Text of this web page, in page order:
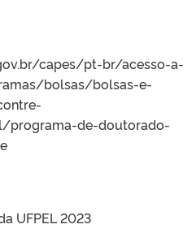
capes/pt-br/acesso-a-
bolsas/bolsas-e-
de-doutorado-
UFPEL 2023